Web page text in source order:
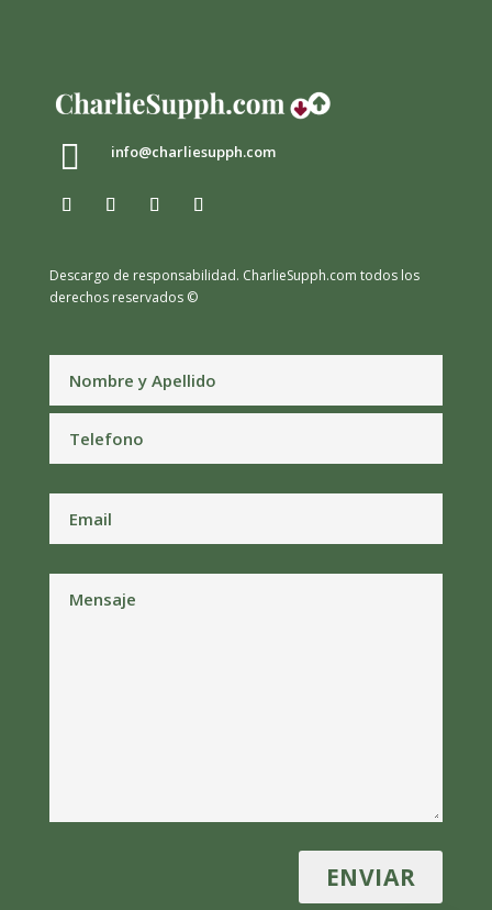
 info@charliesupph.com
Descargo de responsabilidad. CharlieSupph.com todos los
derechos reservados ©